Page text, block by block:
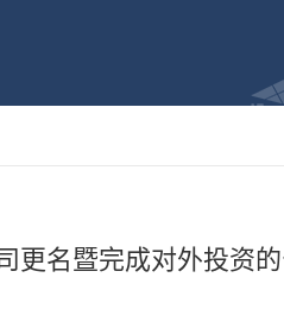
更名暨完成对外投资